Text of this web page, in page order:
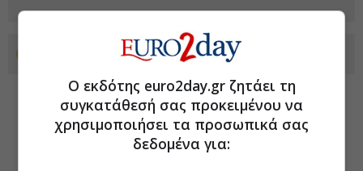
Προσθέστε το euro2day.gr στο Discover
Ο εκδότης euro2day.gr ζητάει τη
συγκατάθεσή σας προκειμένου να
χρησιμοποιήσει τα προσωπικά σας
δεδομένα για: